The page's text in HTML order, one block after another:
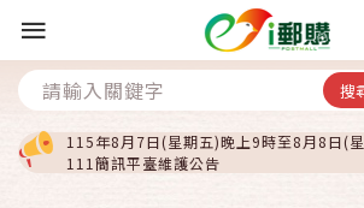
搜
115年8月7日(星期五)晚上9時至8月8日(
111簡訊平臺維護公告